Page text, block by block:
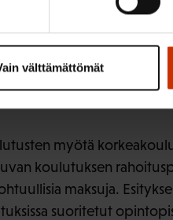
välttämättömät
joilla on opintoja
jonka mukaan
myötä
koulutuksen
maksuja.
suoritetut